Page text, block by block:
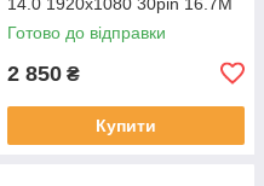
45% NTSC 300 cd/m² для
ноутбука
Готово до відправки
2 850 ₴
Купити